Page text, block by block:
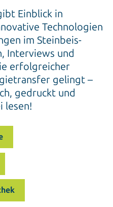
Einblick in
Technologien
im Steinbeis-
Interviews und
erfolgreicher
gelingt –
gedruckt und
lesen!